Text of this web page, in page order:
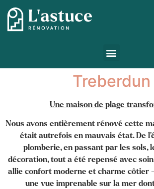
Treberdun
Une maison de plage
Nous avons entièrement rénové cette
était autrefois en mauvais état. De
plomberie, en passant par les sols,
décoration, tout a été repensé avec
allie confort moderne et charme côtier
une vue imprenable sur la mer